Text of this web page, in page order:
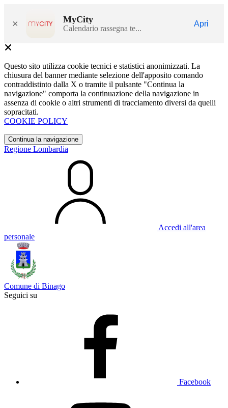
× MyCity
Calendario rassegna te...
Apri
Questo sito utilizza cookie tecnici e statistici anonimizzati. La
chiusura del banner mediante selezione dell'apposito comando
contraddistinto dalla X o tramite il pulsante "Continua la
navigazione" comporta la continuazione della navigazione in
assenza di cookie o altri strumenti di tracciamento diversi da quelli
sopracitati.
COOKIE POLICY
Continua la navigazione
Regione Lombardia
Accedi all'area
personale
Comune di Binago
Seguici su
Facebook